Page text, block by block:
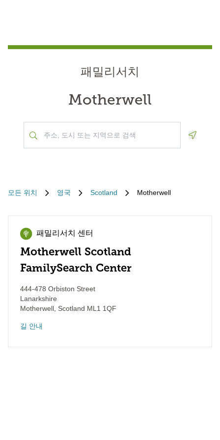
패밀리서치
Motherwell
모든 위치 영국 Scotland Motherwell
패밀리서치 센터
Motherwell Scotland
FamilySearch Center
444-478 Orbiston Street
Lanarkshire
Motherwell Scotland ML1 1QF
길 안내